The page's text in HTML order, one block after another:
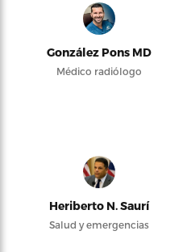
González Pons MD
Médico radiólogo
Heriberto N. Saurí
Salud y emergencias